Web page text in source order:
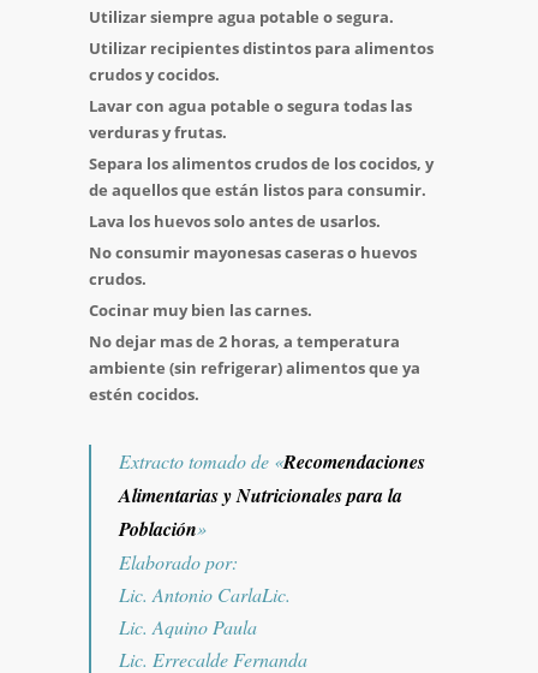
Utilizar siempre agua potable o segura.
Utilizar recipientes distintos para alimentos
crudos y cocidos.
Lavar con agua potable o segura todas las
verduras y frutas.
Separa los alimentos crudos de los cocidos, y
de aquellos que están listos para consumir.
Lava los huevos solo antes de usarlos.
No consumir mayonesas caseras o huevos
crudos.
Cocinar muy bien las carnes.
No dejar mas de 2 horas, a temperatura
ambiente (sin refrigerar) alimentos que ya
estén cocidos.
Extracto tomado de «Recomendaciones
Alimentarias y Nutricionales para la
Población»
Elaborado por:
Lic. Antonio CarlaLic.
Lic. Aquino Paula
Lic. Errecalde Fernanda